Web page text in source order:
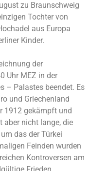
zu Braunschweig
Tochter von
aus Europa
Kinder.
der
Uhr MEZ in der
– Palastes beendet. Es
und Griechenland
1912 gekämpft und
aber nicht lange, die
das der Türkei
Feinden wurden
Kontroversen am